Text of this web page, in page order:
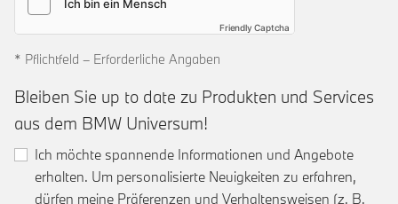
Friendly Captcha
* Pflichtfeld – Erforderliche Angaben
Bleiben Sie up to date zu Produkten und Services
aus dem BMW Universum!
Ich möchte spannende Informationen und Angebote
erhalten. Um personalisierte Neuigkeiten zu erfahren,
dürfen meine Präferenzen und Verhaltensweisen (z. B.